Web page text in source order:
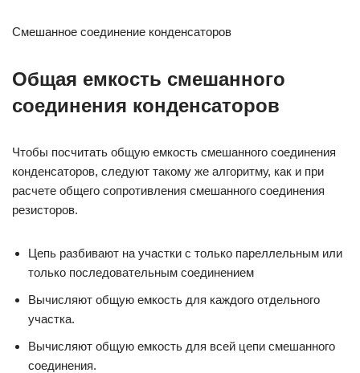
Смешанное соединение конденсаторов
Общая емкость смешанного
соединения конденсаторов
Чтобы посчитать общую емкость смешанного соединения
конденсаторов, следуют такому же алгоритму, как и при
расчете общего сопротивления смешанного соединения
резисторов.
Цепь разбивают на участки с только пареллельным или
только последовательным соединением
Вычисляют общую емкость для каждого отдельного
участка.
Вычисляют общую емкость для всей цепи смешанного
соединения.